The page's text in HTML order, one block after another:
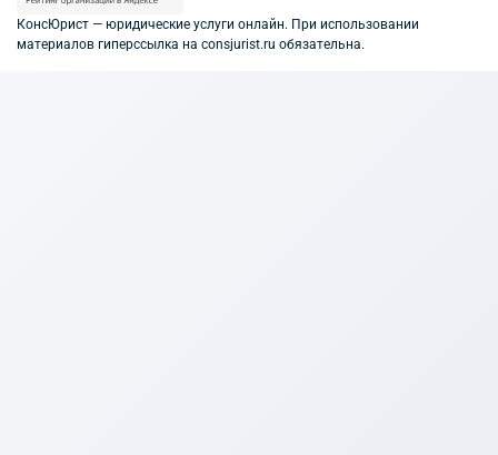
КонсЮрист — юридические услуги онлайн. При использовании
материалов гиперссылка на consjurist.ru обязательна.